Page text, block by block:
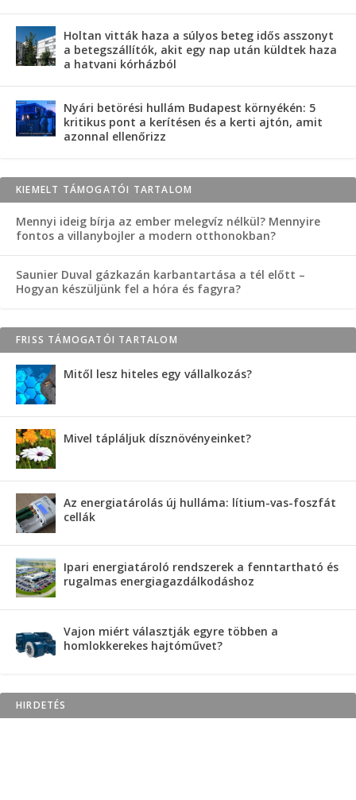
Holtan vitták haza a súlyos beteg idős asszonyt
a betegszállítók, akit egy nap után küldtek haza
a hatvani kórházból
Nyári betörési hullám Budapest környékén: 5
kritikus pont a kerítésen és a kerti ajtón, amit
azonnal ellenőrizz
KIEMELT TÁMOGATÓI TARTALOM
Mennyi ideig bírja az ember melegvíz nélkül? Mennyire
fontos a villanybojler a modern otthonokban?
Saunier Duval gázkazán karbantartása a tél előtt –
Hogyan készüljünk fel a hóra és fagyra?
FRISS TÁMOGATÓI TARTALOM
Mitől lesz hiteles egy vállalkozás?
Mivel tápláljuk dísznövényeinket?
Az energiatárolás új hulláma: lítium-vas-foszfát
cellák
Ipari energiatároló rendszerek a fenntartható és
rugalmas energiagazdálkodáshoz
Vajon miért választják egyre többen a
homlokkerekes hajtóművet?
HIRDETÉS